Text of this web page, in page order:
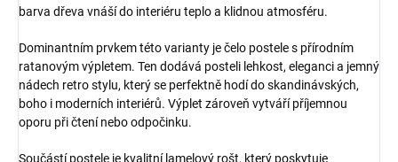
barva dřeva vnáší do interiéru teplo a klidnou atmosféru.
Dominantním prvkem této varianty je čelo postele s přírodním
ratanovým výpletem. Ten dodává posteli lehkost, eleganci a jemný
nádech retro stylu, který se perfektně hodí do skandinávských,
boho i moderních interiérů. Výplet zároveň vytváří příjemnou
oporu při čtení nebo odpočinku.
Součástí postele je kvalitní lamelový rošt, který poskytuje